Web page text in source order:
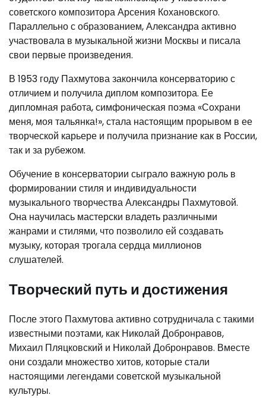
советского композитора Арсения Кохановского.
Параллельно с образованием, Александра активно
участвовала в музыкальной жизни Москвы и писала
свои первые произведения.
В 1953 году Пахмутова закончила консерваторию с
отличием и получила диплом композитора. Ее
дипломная работа, симфоническая поэма «Сохрани
меня, моя тальянка!», стала настоящим прорывом в ее
творческой карьере и получила признание как в России,
так и за рубежом.
Обучение в консерватории сыграло важную роль в
формировании стиля и индивидуальности
музыкального творчества Александры Пахмутовой.
Она научилась мастерски владеть различными
жанрами и стилями, что позволило ей создавать
музыку, которая трогала сердца миллионов
слушателей.
Творческий путь и достижения
После этого Пахмутова активно сотрудничала с такими
известными поэтами, как Николай Добронравов,
Михаил Пляцковский и Николай Добронравов. Вместе
они создали множество хитов, которые стали
настоящими легендами советской музыкальной
культуры.